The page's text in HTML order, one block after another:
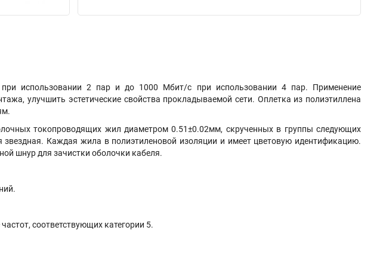
использовании 2 пар и до 1000 Мбит/с при использовании 4 пар. Применение
улучшить эстетические свойства прокладываемой сети. Оплетка из полиэтиллена
токопроводящих жил диаметром 0.51±0.02мм, скрученных в группы следующих
звездная. Каждая жила в полиэтиленовой изоляции и имеет цветовую идентификацию.
шнур для зачистки оболочки кабеля.
соответствующих категории 5.